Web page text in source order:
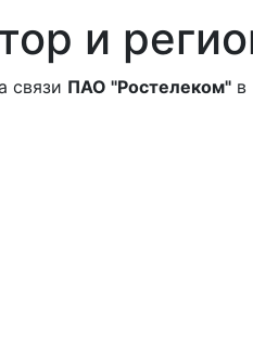
и
связи ПАО "Ростелеком" в